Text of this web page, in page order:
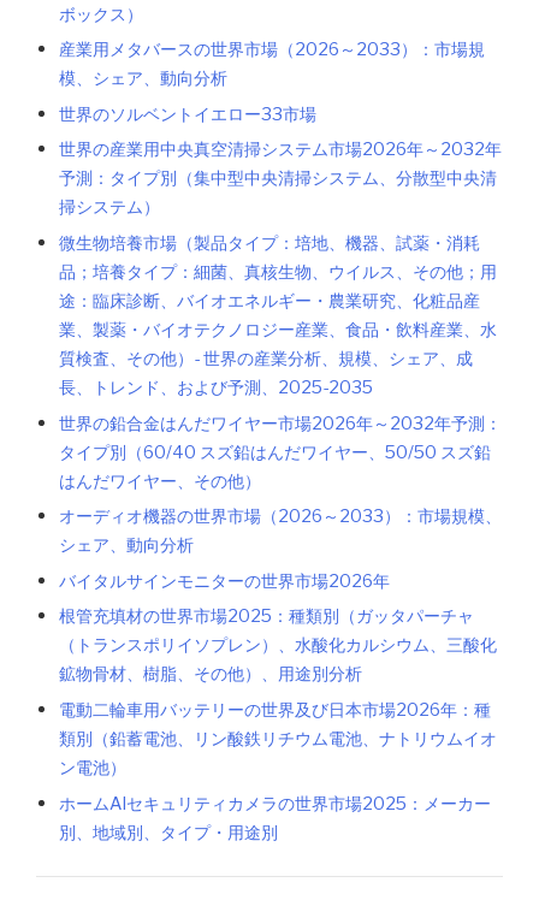
ボックス）
産業用メタバースの世界市場（2026～2033）：市場規
模、シェア、動向分析
世界のソルベントイエロー33市場
世界の産業用中央真空清掃システム市場2026年～2032年
予測：タイプ別（集中型中央清掃システム、分散型中央清
掃システム）
微生物培養市場（製品タイプ：培地、機器、試薬・消耗
品；培養タイプ：細菌、真核生物、ウイルス、その他；用
途：臨床診断、バイオエネルギー・農業研究、化粧品産
業、製薬・バイオテクノロジー産業、食品・飲料産業、水
質検査、その他）- 世界の産業分析、規模、シェア、成
長、トレンド、および予測、2025-2035
世界の鉛合金はんだワイヤー市場2026年～2032年予測：
タイプ別（60/40 スズ鉛はんだワイヤー、50/50 スズ鉛
はんだワイヤー、その他）
オーディオ機器の世界市場（2026～2033）：市場規模、
シェア、動向分析
バイタルサインモニターの世界市場2026年
根管充填材の世界市場2025：種類別（ガッタパーチャ
（トランスポリイソプレン）、水酸化カルシウム、三酸化
鉱物骨材、樹脂、その他）、用途別分析
電動二輪車用バッテリーの世界及び日本市場2026年：種
類別（鉛蓄電池、リン酸鉄リチウム電池、ナトリウムイオ
ン電池）
ホームAIセキュリティカメラの世界市場2025：メーカー
別、地域別、タイプ・用途別